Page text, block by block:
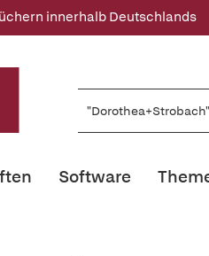
innerhalb Deutschlands
Software